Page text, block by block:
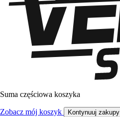
Suma częściowa koszyka
Zobacz mój koszyk Kontynuuj zakupy